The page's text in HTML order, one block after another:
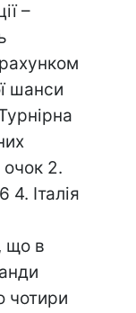
–
шанси
очок 2.
Італія
що в
чотири